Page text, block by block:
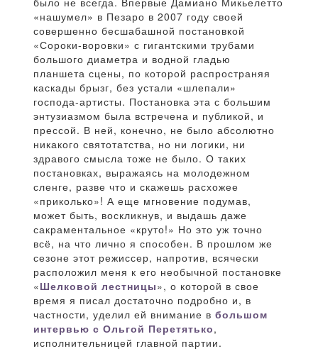
«нашумел» в Пезаро в 2007 году своей
совершенно бесшабашной постановкой
«Сороки-воровки» с гигантскими трубами
большого диаметра и водной гладью
планшета сцены, по которой распространяя
каскады брызг, без устали «шлепали»
господа-артисты. Постановка эта с большим
энтузиазмом была встречена и публикой, и
прессой. В ней, конечно, не было абсолютно
никакого святотатства, но ни логики, ни
здравого смысла тоже не было. О таких
постановках, выражаясь на молодежном
сленге, разве что и скажешь расхожее
«приколько»! А еще мгновение подумав,
может быть, воскликнув, и выдашь даже
сакраментальное «круто!» Но это уж точно
всё, на что лично я способен. В прошлом же
сезоне этот режиссер, напротив, всячески
расположил меня к его необычной постановке
«Шелковой лестницы», о которой в свое
время я писал достаточно подробно и, в
частности, уделил ей внимание в большом
интервью с Ольгой Перетятько,
исполнительницей главной партии.